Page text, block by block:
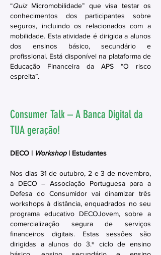
“Quiz Micromobilidade” que visa testar os
conhecimentos dos participantes sobre
seguros, incluindo os relacionados com a
mobilidade. Esta atividade é dirigida a alunos
dos ensinos básico, secundário e
profissional. Está disponível na plataforma de
Educação Financeira da APS “O risco
espreita”.
Consumer Talk – A Banca Digital da
TUA geração!
DECO | Workshop | Estudantes
Nos dias 31 de outubro, 2 e 3 de novembro,
a DECO – Associação Portuguesa para a
Defesa do Consumidor vai dinamizar três
workshops à distância, enquadrados no seu
programa educativo DECOJovem, sobre a
comercialização segura de serviços
financeiros digitais. Estas sessões são
dirigidas a alunos do 3.º ciclo de ensino